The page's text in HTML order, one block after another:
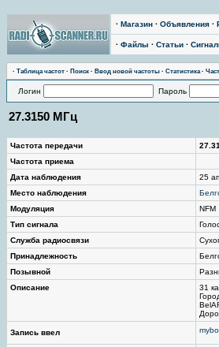
· Магазин · Объявления ·
· Файлы · Статьи ·
· Таблица частот · Поиск · Ввод новой частоты · Статистика·
Логин Пароль
27.3150 МГц
Частота передачи
Частота приема
Дата наблюдения
25
Место наблюдения
Модуляция
NFM
Тип сигнала
Служба радиосвязи
Принадлежность
Позывной
Описание
31
Запись ввел